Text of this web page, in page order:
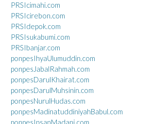
PRSIcimahi.com
PRSIcirebon.com
PRSIdepok.com
PRSIsukabumi.com
PRSIbanjar.com
ponpesIhyaUlumuddin.com
ponpesJabalRahmah.com
ponpesDarulKhairat.com
ponpesDarulMuhsinin.com
ponpesNurulHudas.com
ponpesMadinatuddiniyahBabul.com
ponpesInsanMadani.com